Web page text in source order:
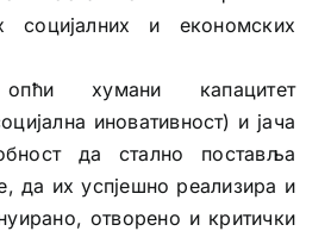
социјалних и економских
хумани капацитет
иновативност) и јача
да стално поставља
да их успјешно реализира и
отворено и критички